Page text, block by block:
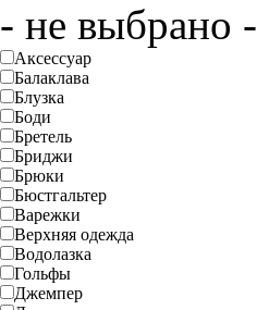
- не выбрано -
Аксессуар
Балаклава
Блузка
Боди
Бретель
Бриджи
Брюки
Бюстгальтер
Варежки
Верхняя одежда
Водолазка
Гольфы
Джемпер